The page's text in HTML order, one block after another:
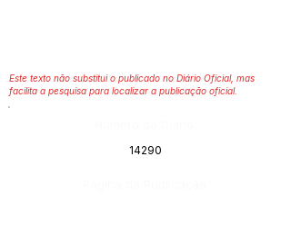
Este texto não substitui o publicado no Diário Oficial, mas
facilita a pesquisa para localizar a publicação oficial.
14290